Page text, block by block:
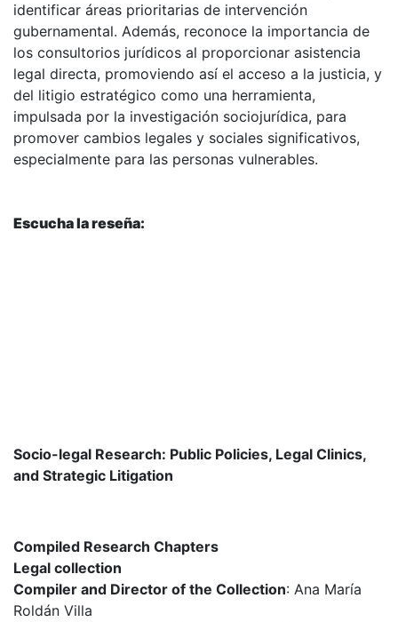
identificar áreas prioritarias de intervención
gubernamental. Además, reconoce la importancia de
los consultorios jurídicos al proporcionar asistencia
legal directa, promoviendo así el acceso a la justicia, y
del litigio estratégico como una herramienta,
impulsada por la investigación sociojurídica, para
promover cambios legales y sociales significativos,
especialmente para las personas vulnerables.
Escucha la reseña:
Socio-legal Research: Public Policies, Legal Clinics,
and Strategic Litigation
Compiled Research Chapters
Legal collection
Compiler and Director of the Collection: Ana María
Roldán Villa